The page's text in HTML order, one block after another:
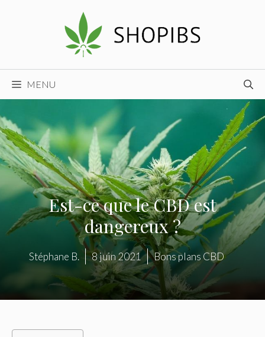
MENU
Est-ce que le CBD est
dangereux ?
Stéphane B. 8 juin 2021 Bons plans CBD